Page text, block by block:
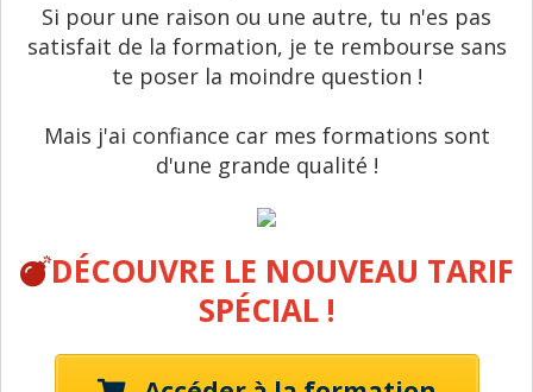
Si pour une raison ou une autre, tu n'es pas
satisfait de la formation, je te rembourse sans
te poser la moindre question !
Mais j'ai confiance car mes formations sont
d'une grande qualité !
DÉCOUVRE LE NOUVEAU TARIF
SPÉCIAL !